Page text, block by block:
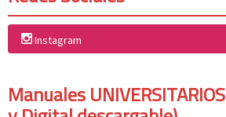
Instagram
Manuales
y Digital descargable)